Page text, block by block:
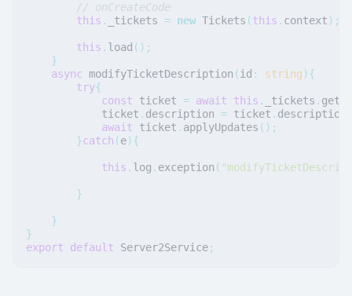
// onCreateCode
this . _tickets = new Tickets (this . context );
this . load ();
}
async
modifyTicketDescription ( id : string ){
try{
const
ticket = await this . _tickets .
ticket . description = ticket . description
await
ticket . applyUpdates ();
}catch (e){
this . log . exception (
}
}
}
export
default Server2Service;